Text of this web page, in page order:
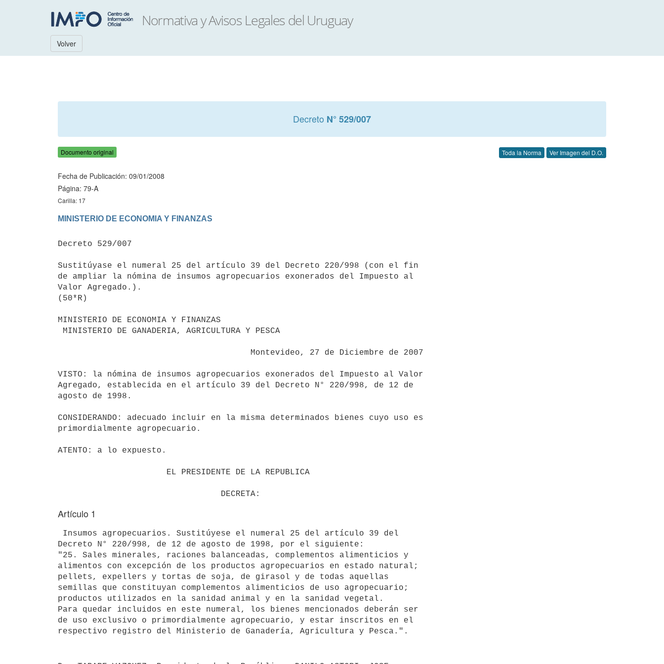
Volver
Decreto N° 529/007
Documento original Toda la Norma Ver Imagen del D.O.
Fecha de Publicación: 09/01/2008
Página: 79-A
Carilla: 17
Decreto 529/007
Sustitúyase el numeral 25 del artículo 39 del Decreto 220/998 (con el fin
de ampliar la nómina de insumos agropecuarios exonerados del Impuesto al
Valor Agregado.).
(50*R)
MINISTERIO DE ECONOMIA Y FINANZAS
VISTO: la nómina de insumos agropecuarios exonerados del Impuesto al Valor
Agregado, establecida en el artículo 39 del Decreto N° 220/998, de 12 de
agosto de 1998.
CONSIDERANDO: adecuado incluir en la misma determinados bienes cuyo uso es
primordialmente agropecuario.
ATENTO: a lo expuesto.
Artículo 1
Decreto N° 220/998, de 12 de agosto de 1998, por el siguiente:
"25. Sales minerales, raciones balanceadas, complementos alimenticios y
alimentos con excepción de los productos agropecuarios en estado natural;
pellets, expellers y tortas de soja, de girasol y de todas aquellas
semillas que constituyan complementos alimenticios de uso agropecuario;
productos utilizados en la sanidad animal y en la sanidad vegetal.
Para quedar incluidos en este numeral, los bienes mencionados deberán ser
de uso exclusivo o primordialmente agropecuario, y estar inscritos en el